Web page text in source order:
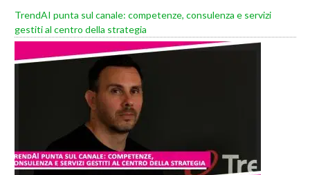
TrendAI punta sul canale: competenze, consulenza e servizi
gestiti al centro della strategia